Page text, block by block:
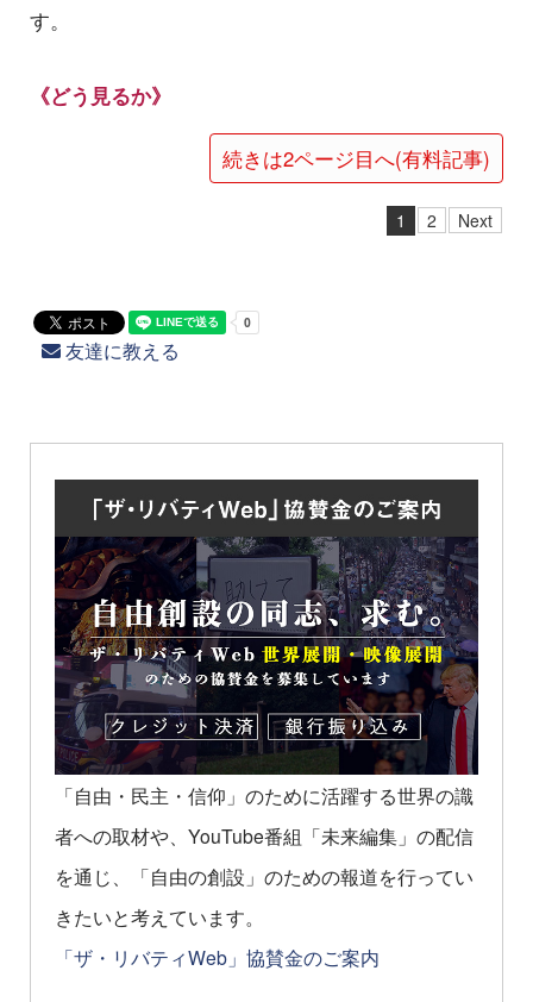
す。
《どう見るか》
続きは2ページ目へ(有料記事)
1 2 Next
友達に教える
「自由・民主・信仰」のために活躍する世界の識
者への取材や、YouTube番組「未来編集」の配信
を通じ、「自由の創設」のための報道を行ってい
きたいと考えています。
「ザ・リバティWeb」協賛金のご案内